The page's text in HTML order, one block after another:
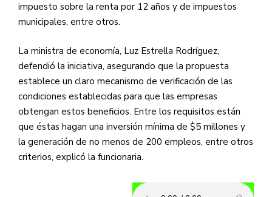
impuesto sobre la renta por 12 años y de impuestos
municipales, entre otros.
La ministra de economía, Luz Estrella Rodríguez,
defendió la iniciativa, asegurando que la propuesta
establece un claro mecanismo de verificación de las
condiciones establecidas para que las empresas
obtengan estos beneficios. Entre los requisitos están
que éstas hagan una inversión mínima de $5 millones y
la generación de no menos de 200 empleos, entre otros
criterios, explicó la funcionaria.